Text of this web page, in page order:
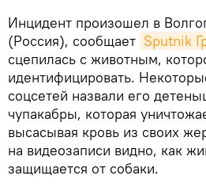
Инцидент произошел в
(Россия), сообщает Sputnik
сцепилась с животным,
идентифицировать.
соцсетей назвали его
чупакабры, которая
высасывая кровь из своих
на видеозаписи видно, как
защищается от собаки.